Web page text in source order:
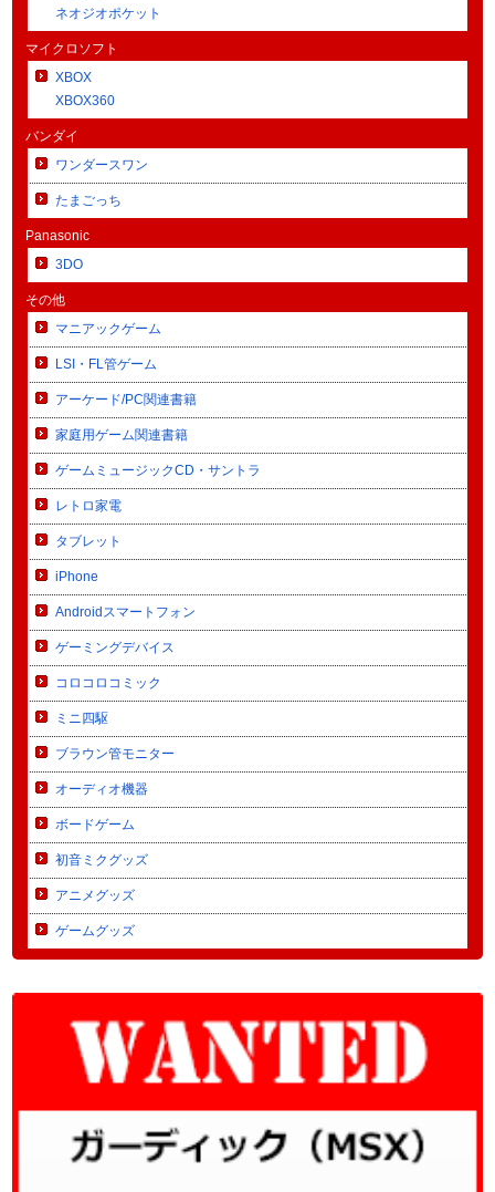
ネオジオポケット
マイクロソフト
XBOX
XBOX360
バンダイ
ワンダースワン
たまごっち
Panasonic
3DO
その他
マニアックゲーム
LSI・FL管ゲーム
アーケード/PC関連書籍
家庭用ゲーム関連書籍
ゲームミュージックCD・サントラ
レトロ家電
タブレット
iPhone
Androidスマートフォン
ゲーミングデバイス
コロコロコミック
ミニ四駆
ブラウン管モニター
オーディオ機器
ボードゲーム
初音ミクグッズ
アニメグッズ
ゲームグッズ